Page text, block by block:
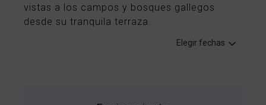
vistas a los campos y bosques gallegos
desde su tranquila terraza.
Elegir fechas